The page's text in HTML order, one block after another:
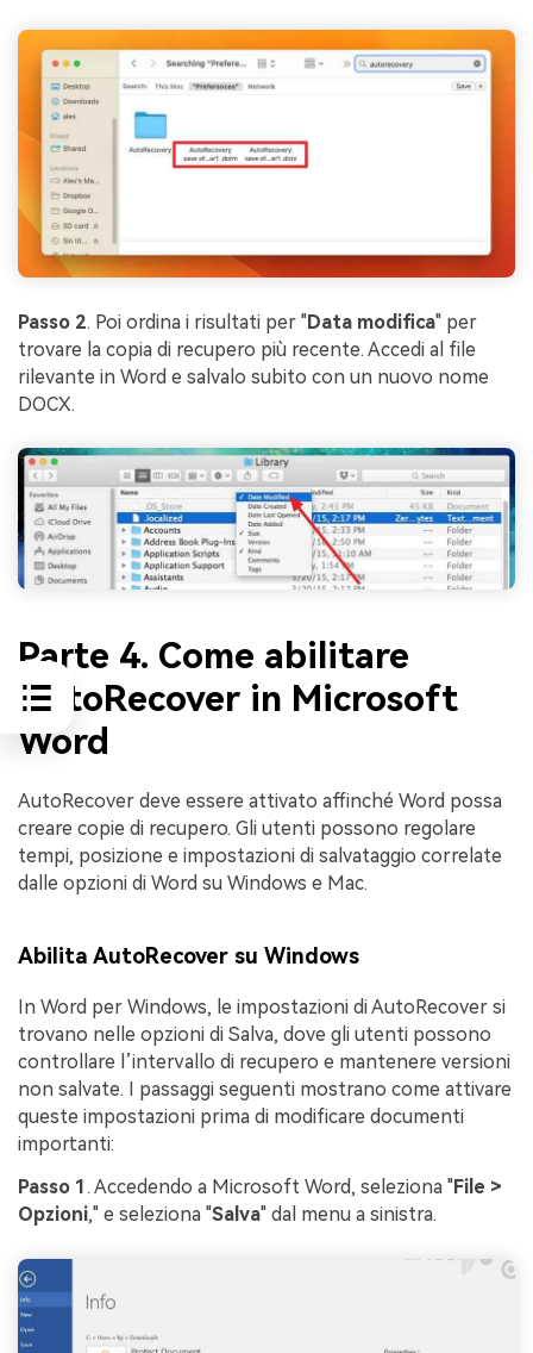
Passo 2. Poi ordina i risultati per "Data modifica" per
trovare la copia di recupero più recente. Accedi al file
rilevante in Word e salvalo subito con un nuovo nome
DOCX.
Parte 4. Come abilitare
AutoRecover in Microsoft
Word
AutoRecover deve essere attivato affinché Word possa
creare copie di recupero. Gli utenti possono regolare
tempi, posizione e impostazioni di salvataggio correlate
dalle opzioni di Word su Windows e Mac.
Abilita AutoRecover su Windows
In Word per Windows, le impostazioni di AutoRecover si
trovano nelle opzioni di Salva, dove gli utenti possono
controllare l’intervallo di recupero e mantenere versioni
non salvate. I passaggi seguenti mostrano come attivare
queste impostazioni prima di modificare documenti
importanti:
Passo 1. Accedendo a Microsoft Word, seleziona "File >
Opzioni," e seleziona "Salva" dal menu a sinistra.